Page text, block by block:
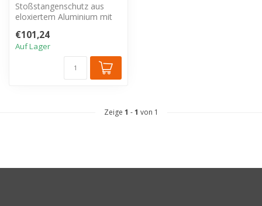
Stoßstangenschutz aus
eloxiertem Aluminium mit
R...
€101,24
Auf Lager
Zeige 1 -1 von 1